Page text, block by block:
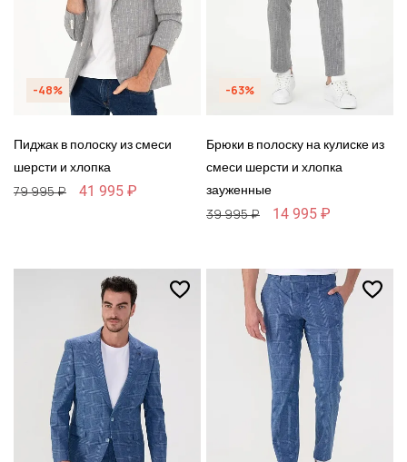
-48%
Пиджак в полоску из смеси
шерсти и хлопка
79 995 ₽ 41 995 ₽
-63%
Брюки в полоску на кулиске из
смеси шерсти и хлопка
зауженные
39 995 ₽ 14 995 ₽